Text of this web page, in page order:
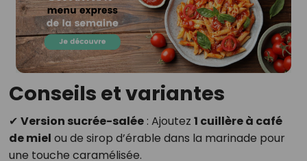
Conseils et variantes
✔ Version sucrée-salée: Ajoutez 1 cuillère à café
de miel ou de sirop d’érable dans la marinade pour
une touche caramélisée.